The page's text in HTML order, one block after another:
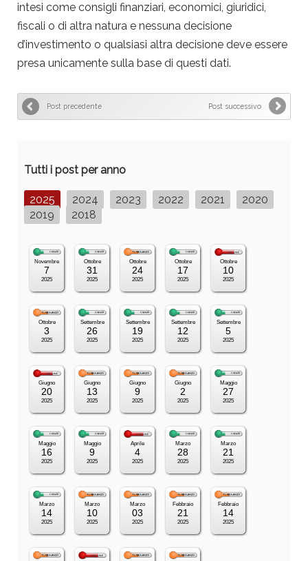
intesi come consigli finanziari, economici, giuridici,
fiscali o di altra natura e nessuna decisione
d’investimento o qualsiasi altra decisione deve essere
presa unicamente sulla base di questi dati.
Post precedente Post successivo
Tutti i post per anno
2025 2024 2023 2022 2021
2020
2019
2018
Novembre
7
2025
Ottobre
31
2025
Ottobre
24
2025
Ottobre
17
2025
Ottobre
10
2025
Ottobre
3
2025
Settembre
26
2025
Settembre
19
2025
Settembre
12
2025
Settembre
5
2025
Giugno
20
2025
Giugno
13
2025
Giugno
9
2025
Giugno
2
2025
Maggio
27
2025
Maggio
16
2025
Maggio
9
2025
Aprile
4
2025
Marzo
28
2025
Marzo
21
2025
Marzo
14
2025
Marzo
10
2025
Marzo
03
2025
Febbraio
21
2025
Febbraio
14
2025